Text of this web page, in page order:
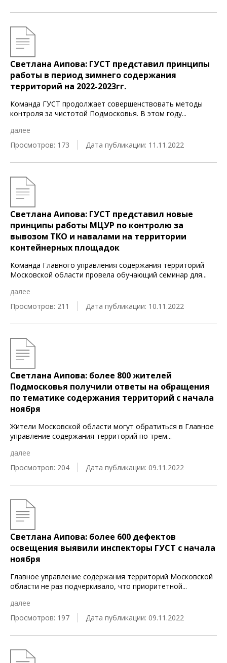
Светлана Аипова: ГУСТ представил принципы
работы в период зимнего содержания
территорий на 2022-2023гг.
Команда ГУСТ продолжает совершенствовать методы
контроля за чистотой Подмосковья. В этом году...
далее
Просмотров: 173
Дата публикации: 11.11.2022
Светлана Аипова: ГУСТ представил новые
принципы работы МЦУР по контролю за
вывозом ТКО и навалами на территории
контейнерных площадок
Команда Главного управления содержания территорий
Московской области провела обучающий семинар для...
далее
Просмотров: 211
Дата публикации: 10.11.2022
Светлана Аипова: более 800 жителей
Подмосковья получили ответы на обращения
по тематике содержания территорий с начала
ноября
Жители Московской области могут обратиться в Главное
управление содержания территорий по трем...
далее
Просмотров: 204
Дата публикации: 09.11.2022
Светлана Аипова: более 600 дефектов
освещения выявили инспекторы ГУСТ с начала
ноября
Главное управление содержания территорий Московской
области не раз подчеркивало, что приоритетной...
далее
Просмотров: 197
Дата публикации: 09.11.2022